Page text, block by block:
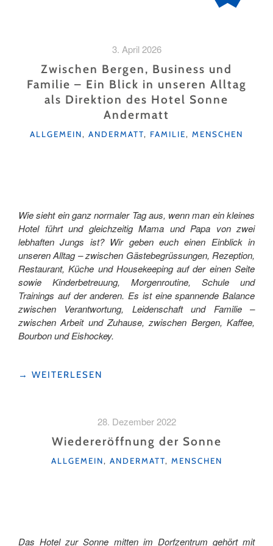
3. April 2026
Zwischen Bergen, Business und
Familie – Ein Blick in unseren Alltag
als Direktion des Hotel Sonne
Andermatt
KATEGORIEN
ALLGEMEIN, ANDERMATT, FAMILIE, MENSCHEN
Wie sieht ein ganz normaler Tag aus, wenn man ein kleines
Hotel führt und gleichzeitig Mama und Papa von zwei
lebhaften Jungs ist? Wir geben euch einen Einblick in
unseren Alltag – zwischen Gästebegrüssungen, Rezeption,
Restaurant, Küche und Housekeeping auf der einen Seite
sowie Kinderbetreuung, Morgenroutine, Schule und
Trainings auf der anderen. Es ist eine spannende Balance
zwischen Verantwortung, Leidenschaft und Familie –
zwischen Arbeit und Zuhause, zwischen Bergen, Kaffee,
Bourbon und Eishockey.
"ZWISCHEN
DES
→ WEITERLESEN
28. Dezember 2022
Wiedereröffnung der Sonne
KATEGORIEN
ALLGEMEIN, ANDERMATT, MENSCHEN
Das Hotel zur Sonne mitten im Dorfzentrum gehört mit